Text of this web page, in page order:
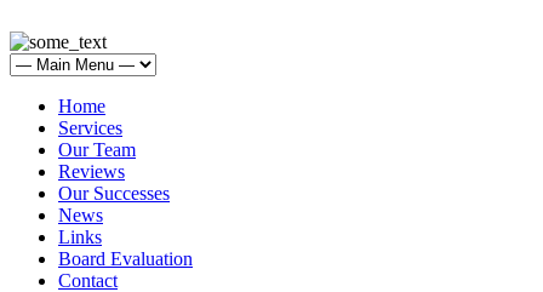
Home
Services
Our Team
Reviews
Our Successes
News
Links
Board Evaluation
Contact